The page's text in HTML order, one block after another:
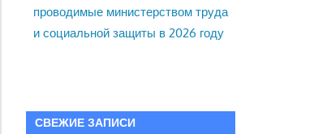
проводимые министерством труда
и социальной защиты в 2026 году
СВЕЖИЕ ЗАПИСИ